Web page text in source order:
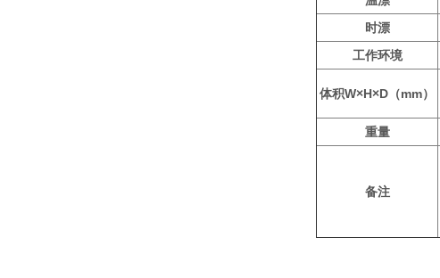
时漂
工作环境
体积W×H×D（mm）
重量
备注